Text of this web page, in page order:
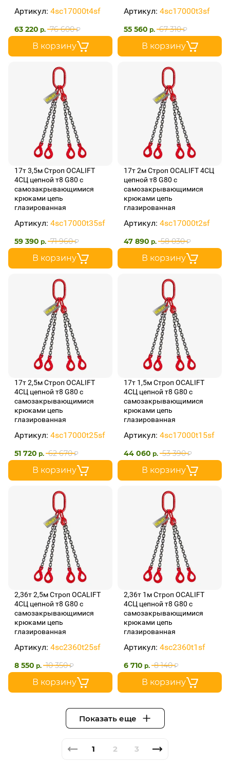
Артикул: 4sc17000t4sf
76 600 ₽
63 220 р.
В корзину
Артикул: 4sc17000t3sf
67 310 ₽
55 560 р.
В корзину
17т 3,5м Строп OCALIFT
4СЦ цепной т8 G80 с
самозакрывающимися
крюками цепь
глазированная
Артикул: 4sc17000t35sf
71 960 ₽
59 390 р.
В корзину
17т 2м Строп OCALIFT 4СЦ
цепной т8 G80 с
самозакрывающимися
крюками цепь
глазированная
Артикул: 4sc17000t2sf
58 030 ₽
47 890 р.
В корзину
17т 2,5м Строп OCALIFT
4СЦ цепной т8 G80 с
самозакрывающимися
крюками цепь
глазированная
Артикул: 4sc17000t25sf
62 670 ₽
51 720 р.
В корзину
17т 1,5м Строп OCALIFT
4СЦ цепной т8 G80 с
самозакрывающимися
крюками цепь
глазированная
Артикул: 4sc17000t15sf
53 390 ₽
44 060 р.
В корзину
2,36т 2,5м Строп OCALIFT
4СЦ цепной т8 G80 с
самозакрывающимися
крюками цепь
глазированная
Артикул: 4sc2360t25sf
10 350 ₽
8 550 р.
В корзину
2,36т 1м Строп OCALIFT
4СЦ цепной т8 G80 с
самозакрывающимися
крюками цепь
глазированная
Артикул: 4sc2360t1sf
8 140 ₽
6 710 р.
В корзину
Показать еще
1 2 3